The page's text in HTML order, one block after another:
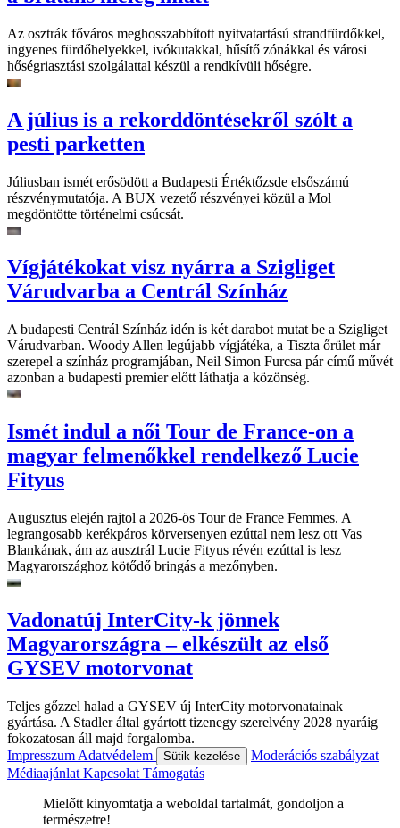
Az osztrák főváros meghosszabbított nyitvatartású strandfürdőkkel,
ingyenes fürdőhelyekkel, ivókutakkal, hűsítő zónákkal és városi
hőségriasztási szolgálattal készül a rendkívüli hőségre.
A július is a rekorddöntésekről szólt a
pesti parketten
Júliusban ismét erősödött a Budapesti Értéktőzsde elsőszámú
részvénymutatója. A BUX vezető részvényei közül a Mol
megdöntötte történelmi csúcsát.
Vígjátékokat visz nyárra a Szigliget
Várudvarba a Centrál Színház
A budapesti Centrál Színház idén is két darabot mutat be a Szigliget
Várudvarban. Woody Allen legújabb vígjátéka, a Tiszta őrület már
szerepel a színház programjában, Neil Simon Furcsa pár című művét
azonban a budapesti premier előtt láthatja a közönség.
Ismét indul a női Tour de France-on a
magyar felmenőkkel rendelkező Lucie
Fityus
Augusztus elején rajtol a 2026-ös Tour de France Femmes. A
legrangosabb kerékpáros körversenyen ezúttal nem lesz ott Vas
Blankának, ám az ausztrál Lucie Fityus révén ezúttal is lesz
Magyarországhoz kötődő bringás a mezőnyben.
Vadonatúj InterCity-k jönnek
Magyarországra – elkészült az első
GYSEV motorvonat
Teljes gőzzel halad a GYSEV új InterCity motorvonatainak
gyártása. A Stadler által gyártott tizenegy szerelvény 2028 nyaráig
fokozatosan áll majd forgalomba.
Impresszum Adatvédelem Sütik kezelése
Moderációs szabályzat
Médiaajánlat Kapcsolat Támogatás
Mielőtt kinyomtatja a weboldal tartalmát, gondoljon a
természetre!